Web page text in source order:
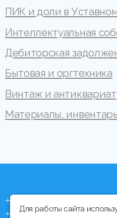
ПИК и доли в
Интеллектуальная
Дебиторская
Бытовая и оргтехника
Винтаж и антиквариат
Материалы, инвентарь
+375 (44) 704 92 06
+375 (17) 373 21 33
Для работы сайта